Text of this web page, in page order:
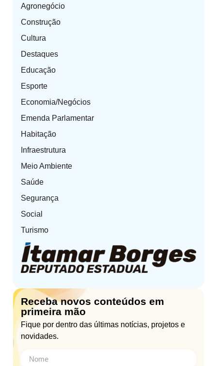
Agronegócio
Construção
Cultura
Destaques
Educação
Esporte
Economia/Negócios
Emenda Parlamentar
Habitação
Infraestrutura
Meio Ambiente
Saúde
Segurança
Social
Turismo
Receba novos conteúdos em
primeira mão
Fique por dentro das últimas notícias, projetos e
novidades.